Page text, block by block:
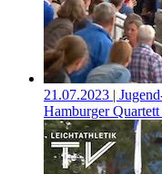
21.07.2023 |
Hamburger